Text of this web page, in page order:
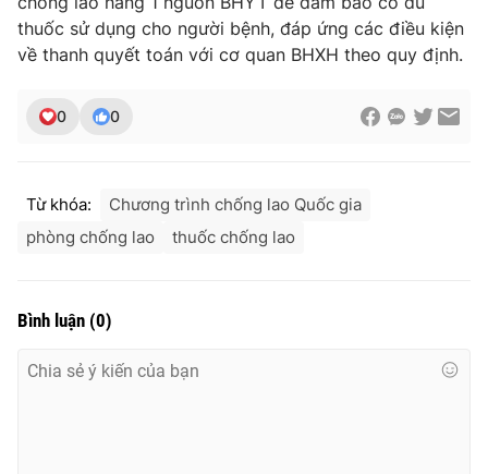
Ðiện thoại Thời báo VTV:024.66 897 897
Email:
toasoan@vtv.vn
® Cấm sao chép dưới mọi hình thức nếu không có sự chấp
thuốc sử dụng cho người bệnh, đáp ứng các điều kiện
về thanh quyết toán với cơ quan BHXH theo quy định.
0 0
Từ khóa:
Chương trình chống lao Quốc gia
phòng chống lao
thuốc chống lao
Bình luận (0)